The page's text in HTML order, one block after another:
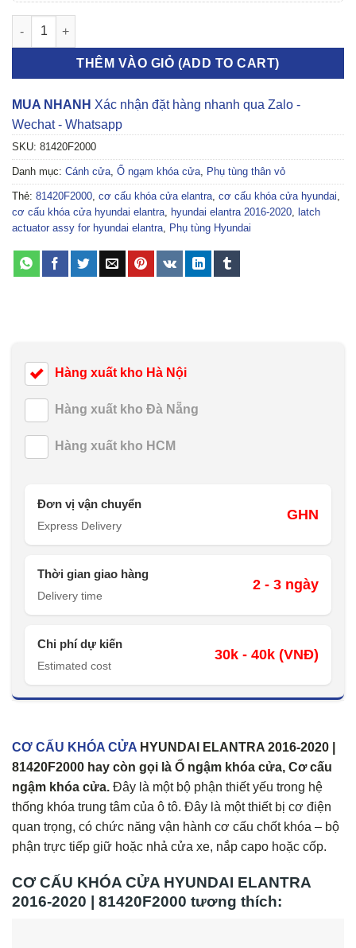
CƠ CẤU KHÓA CỬA HYUNDAI ELANTRA 2016-2020 |
THÊM VÀO GIỎ (ADD TO CART)
MUA NHANH Xác nhận đặt hàng nhanh qua Zalo -
Wechat - Whatsapp
SKU: 81420F2000
Danh mục: Cánh cửa, Ổ ngạm khóa cửa, Phụ tùng thân vỏ
Thẻ: 81420F2000, cơ cấu khóa cửa elantra, cơ cấu khóa cửa hyundai,
cơ cấu khóa cửa hyundai elantra, hyundai elantra 2016-2020, latch
actuator assy for hyundai elantra, Phụ tùng Hyundai
Hàng xuất kho Hà Nội
Hàng xuất kho Đà Nẵng
Hàng xuất kho HCM
Đơn vị vận chuyển
Express Delivery
GHN
Thời gian giao hàng
Delivery time
2 - 3 ngày
Chi phí dự kiến
Estimated cost
30k - 40k (VNĐ)
CƠ CẤU KHÓA CỬA HYUNDAI ELANTRA 2016-2020 |
81420F2000 hay còn gọi là Ổ ngậm khóa cửa, Cơ cấu
ngậm khóa cửa. Đây là một bộ phận thiết yếu trong hệ
thống khóa trung tâm của ô tô. Đây là một thiết bị cơ điện
quan trọng, có chức năng vận hành cơ cấu chốt khóa – bộ
phận trực tiếp giữ hoặc nhả cửa xe, nắp capo hoặc cốp.
CƠ CẤU KHÓA CỬA HYUNDAI ELANTRA
2016-2020 | 81420F2000 tương thích: